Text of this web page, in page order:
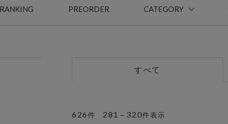
RANKING PREORDER CATEGORY
すべて
626件 281 ～ 320件表示